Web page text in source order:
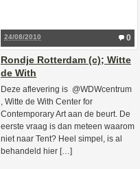
0
24/08/2010
Rondje Rotterdam (c); Witte
de With
Deze aflevering is @WDWcentrum
, Witte de With Center for
Contemporary Art aan de beurt. De
eerste vraag is dan meteen waarom
niet naar Tent? Heel simpel, is al
behandeld hier […]